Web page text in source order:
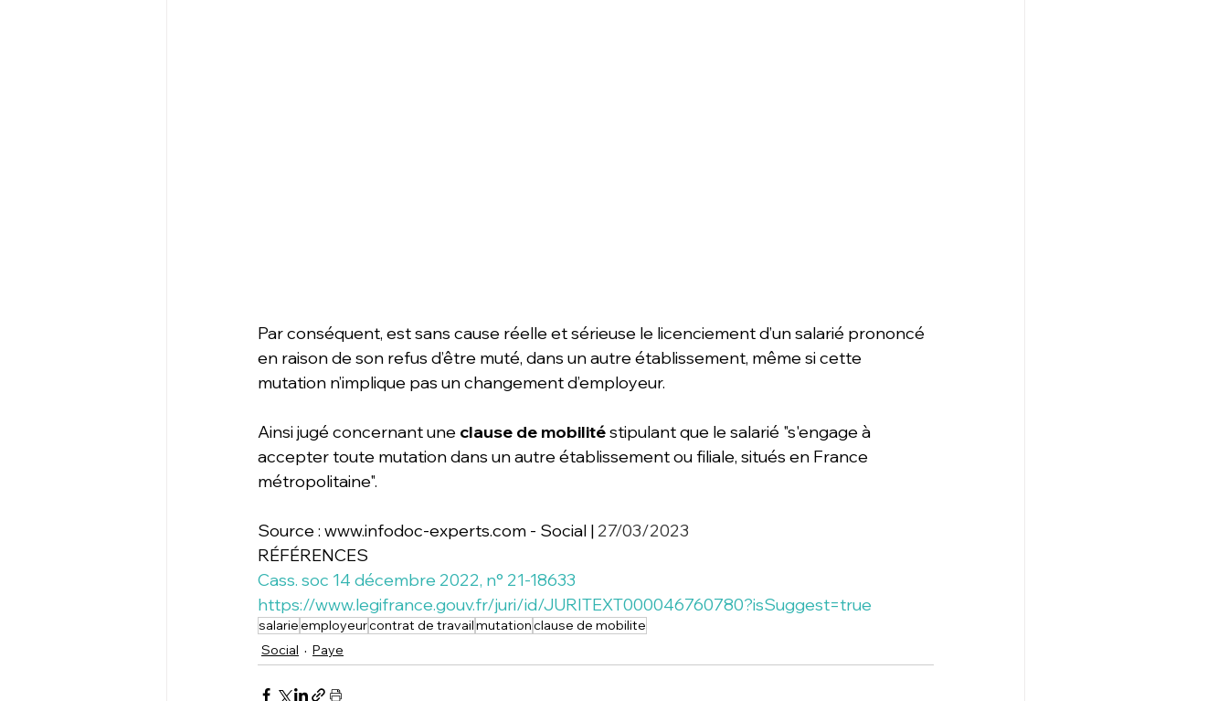
Par conséquent, est sans cause réelle et sérieuse le licenciement d’un salarié prononcé
en raison de son refus d’être muté, dans un autre établissement, même si cette
mutation n’implique pas un changement d’employeur.
Ainsi jugé concernant une clause de mobilité stipulant que le salarié "s'engage à
accepter toute mutation dans un autre établissement ou filiale, situés en France
métropolitaine".
Source : www.infodoc-experts.com - Social | 27/03/2023
RÉFÉRENCES
Cass. soc 14 décembre 2022, n° 21-18633
https://www.legifrance.gouv.fr/juri/id/JURITEXT000046760780?isSuggest=true
salarieemployeurcontrat de travailmutationclause de mobilite
Social
Paye